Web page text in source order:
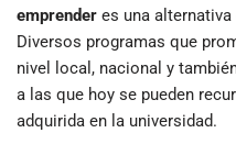
emprender es una
Diversos programas que
nivel local, nacional y
a las que hoy se pueden
adquirida en la universidad.